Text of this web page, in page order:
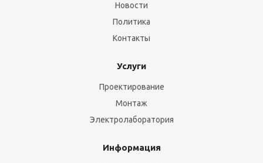
Новости
Политика
Контакты
Услуги
Проектирование
Монтаж
Электролаборатория
Информация